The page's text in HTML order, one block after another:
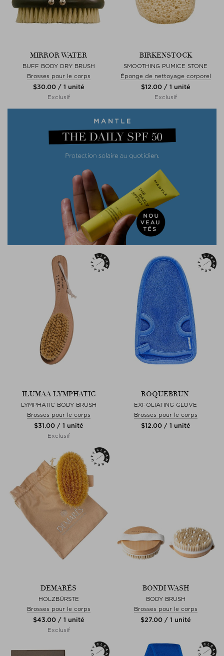
MIRROR WATER
BUFF BODY DRY BRUSH
Brosses pour le corps
$‌30.00 / 1 unité
Exclusif
BIRKENSTOCK
SMOOTHING PUMICE STONE
Éponge de nettoyage corporel
$‌12.00 / 1 unité
Exclusif
ILUMAA LYMPHATIC
LYMPHATIC BODY BRUSH
Brosses pour le corps
$‌31.00 / 1 unité
Exclusif
ROQUEBRUN.
EXFOLIATING GLOVE
Brosses pour le corps
$‌12.00 / 1 unité
DEMARÉS
HOLZBÜRSTE
Brosses pour le corps
$‌43.00 / 1 unité
Exclusif
BONDI WASH
BODY BRUSH
Brosses pour le corps
$‌27.00 / 1 unité